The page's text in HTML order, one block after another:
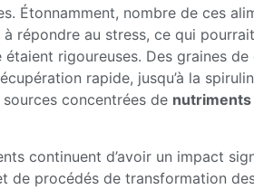
Étonnamment, nombre de ces
répondre au stress, ce qui
rigoureuses. Des graines de
rapide, jusqu’à la
concentrées de
continuent d’avoir un impact
de procédés de transformation